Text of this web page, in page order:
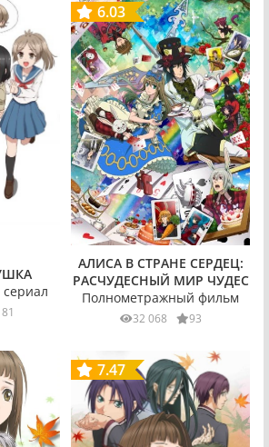
6.03
АЛИСА В СТРАНЕ СЕРДЕЦ:
РАСЧУДЕСНЫЙ МИР ЧУДЕС
Полнометражный фильм
32 068 93
7.47